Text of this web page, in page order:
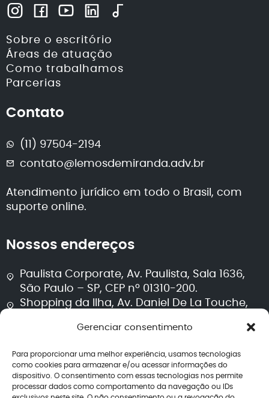
Gerenciar consentimento
Para proporcionar uma melhor experiência, usamos tecnologias
como cookies para armazenar e/ou acessar informações do
dispositivo. O consentimento com essas tecnologias nos permite
processar dados como comportamento da navegação ou IDs
Sobre o escritório
Áreas de atuação
Como trabalhamos
Parcerias
Contato
(11) 97504-2194
contato@lemosdemiranda.adv.br
Atendimento jurídico em todo o Brasil, com
suporte online.
Nossos endereços
Paulista Corporate, Av. Paulista, Sala 1636,
São Paulo – SP, CEP nº 01310-200.
Shopping da Ilha, Av. Daniel De La Touche,
Segurança e transparência
Política de privacidade